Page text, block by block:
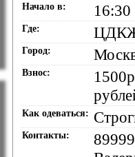
Начало в: 16:30
Где:
Город:
Взнос:
Как одеваться:
Контакты: